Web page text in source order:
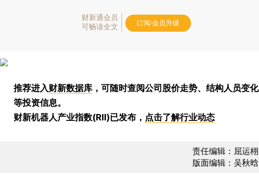
财新通会员
可畅读全文
订阅/会员升级
推荐进入财新数据库 ，可随时查阅公司股价走势、结构人员变化
等投资信息。
财新机器人产业指数(RII)已发布， 点击了解行业动态
责任编辑：屈运栩
版面编辑：吴秋晗